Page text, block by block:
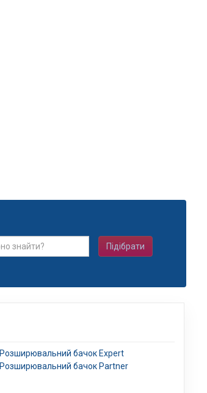
Підібрати
Розширювальний бачок Expert
Розширювальний бачок Partner